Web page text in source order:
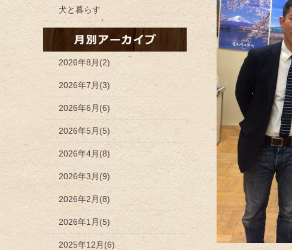
犬と暮らす
2026年8月(2)
2026年7月(3)
2026年6月(6)
2026年5月(5)
2026年4月(8)
2026年3月(9)
2026年2月(8)
2026年1月(5)
2025年12月(6)